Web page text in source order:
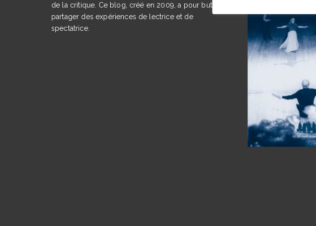
de la critique. Ce blog, créé en 2009, a pour but de
partager des expériences de lectrice et de
spectatrice.